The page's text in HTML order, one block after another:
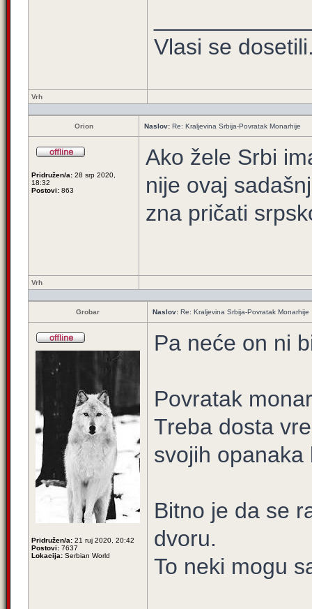
Vlasi se
Vrh
Orion Naslov: Re: Kraljevina Srbija-Povratak Monarhije
Pridružen/a: 28 srp 2020,
18:32
Postovi: 863
Ako žele Srbi
nije ovaj
zna pričati
Vrh
Grobar Naslov: Re: Kraljevina Srbija-Povratak Monarhije
Pridružen/a: 21 ruj 2020, 20:42
Postovi: 7637
Lokacija: Serbian World
Pa neće on ni
Povratak
Treba dosta
svojih
Bitno je da se
dvoru.
To neki mogu